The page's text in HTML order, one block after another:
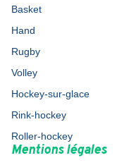
Basket
Hand
Rugby
Volley
Hockey-sur-glace
Rink-hockey
Roller-hockey
Mentions légales